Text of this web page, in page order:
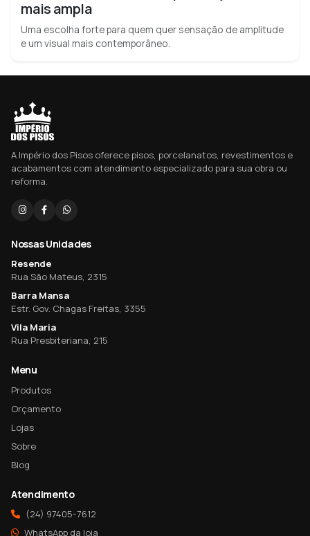
mais ampla
Uma escolha forte para quem quer sensação de amplitude
e um visual mais contemporâneo.
A Império dos Pisos oferece pisos, porcelanatos, revestimentos e
acabamentos com atendimento especializado para sua obra ou
reforma.
Nossas Unidades
Resende
Rua São Mateus, 2315
Barra Mansa
Estr. Gov. Chagas Freitas, 3355
Vila Maria
Rua Presbiteriana, 215
Menu
Produtos
Orçamento
Lojas
Sobre
Blog
Atendimento
(24) 97405-7612
WhatsApp da loja